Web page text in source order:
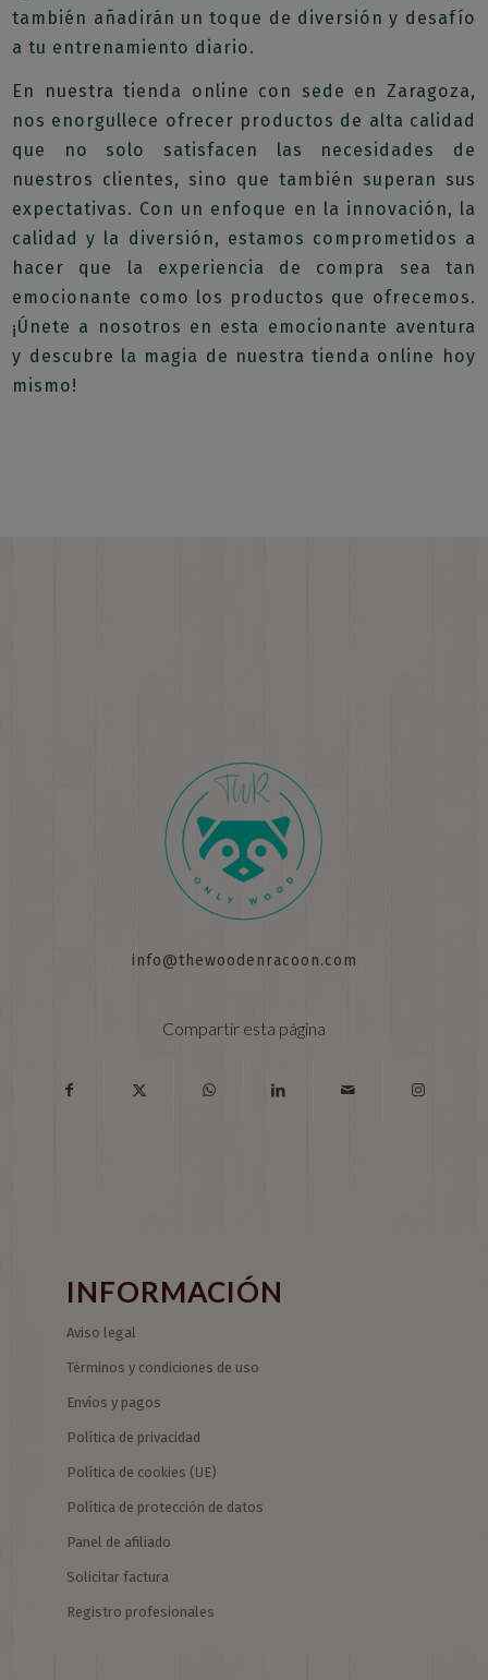
también añadirán un toque de diversión y desafío
a tu entrenamiento diario.
En nuestra tienda online con sede en Zaragoza,
nos enorgullece ofrecer productos de alta calidad
que no solo satisfacen las necesidades de
nuestros clientes, sino que también superan sus
expectativas. Con un enfoque en la innovación, la
calidad y la diversión, estamos comprometidos a
hacer que la experiencia de compra sea tan
emocionante como los productos que ofrecemos.
¡Únete a nosotros en esta emocionante aventura
y descubre la magia de nuestra tienda online hoy
mismo!
info@thewoodenracoon.com
Compartir esta página
INFORMACIÓN
Aviso legal
Términos y condiciones de uso
Envíos y pagos
Política de privacidad
Política de cookies (UE)
Política de protección de datos
Panel de afiliado
Solicitar factura
Registro profesionales